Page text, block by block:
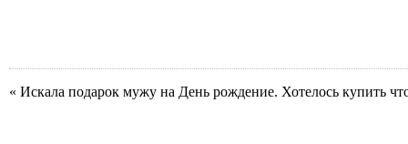
« Искала подарок мужу на День рождение. Хотелось купить